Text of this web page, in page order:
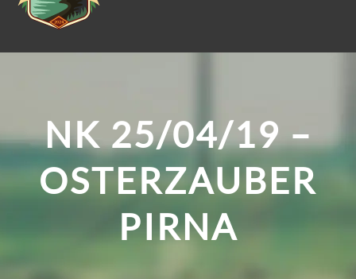
NK 25/04/19 –
OSTERZAUBER
PIRNA